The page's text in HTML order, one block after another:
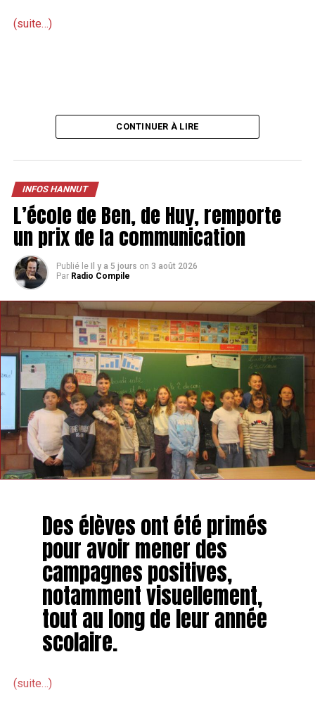
(suite…)
CONTINUER À LIRE
INFOS HANNUT
L’école de Ben, de Huy, remporte
un prix de la communication
Publié le Il y a 5 jours on 3 août 2026
Par Radio Compile
Des élèves ont été primés
pour avoir mener des
campagnes positives,
notamment visuellement,
tout au long de leur année
scolaire.
(suite…)